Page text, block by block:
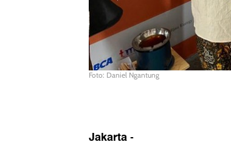
Foto: Daniel Ngantung
Jakarta-